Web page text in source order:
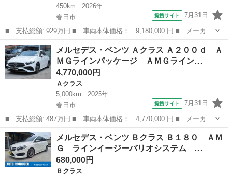
450km
2026年
春日市
提携サイト 7月31日
■ 支払総額: 929万円 ■ 車両本体価格： 9,180,000 円 ■ メーカー
名： メルセデス・ベンツ ■ 車種名： Ｅクラス ■ グレード
名： Ｅ２２０ｄ ＡＭＧラインパッケージ パノラミックスライデ
ィングルーフ ...
福岡 春日市 Ｅクラス
メルセデス・ベンツ Ａクラス Ａ２００ｄ Ａ
ＭＧラインパッケージ ＡＭＧライン…
4,770,000円
Ａクラス
5,000km
2025年
春日市
提携サイト 7月31日
■ 支払総額: 487万円 ■ 車両本体価格： 4,770,000 円 ■ メーカー
名： メルセデス・ベンツ ■ 車種名： Ａクラス ■ グレード
名： Ａ２００ｄ ＡＭＧラインパッケージ ＡＭＧラインＰＫＧ
ＡＭＧレザーエ...
福岡 春日市 Ａクラス
メルセデス・ベンツ Ｂクラス Ｂ１８０ ＡＭ
Ｇ ラインイージーバリオシステム …
680,000円
Ｂクラス